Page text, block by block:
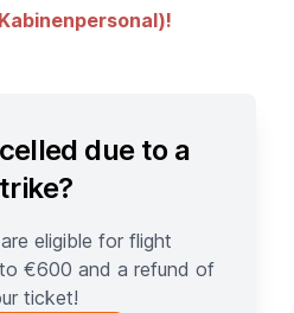
due to a
eligible for flight
€600 and a refund of
ticket!